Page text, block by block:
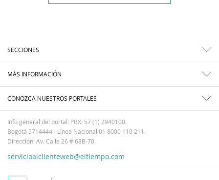
SECCIONES
MÁS INFORMACIÓN
CONOZCA NUESTROS PORTALES
Info general del portal: PBX: 57 (1) 2940100.
Bogotá 5714444 - Línea Nacional 01 8000 110 211.
Dirección: Av. Calle 26 # 68B-70.
servicioalclienteweb@eltiempo.com